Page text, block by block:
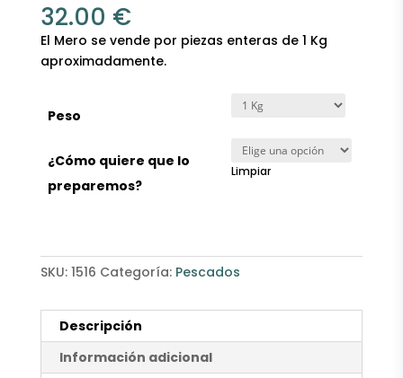
32.00 €
El Mero se vende por piezas enteras de 1 Kg
aproximadamente.
Peso
¿Cómo quiere que lo
preparemos?
Limpiar
SKU: 1516 Categoría: Pescados
Descripción
Información adicional